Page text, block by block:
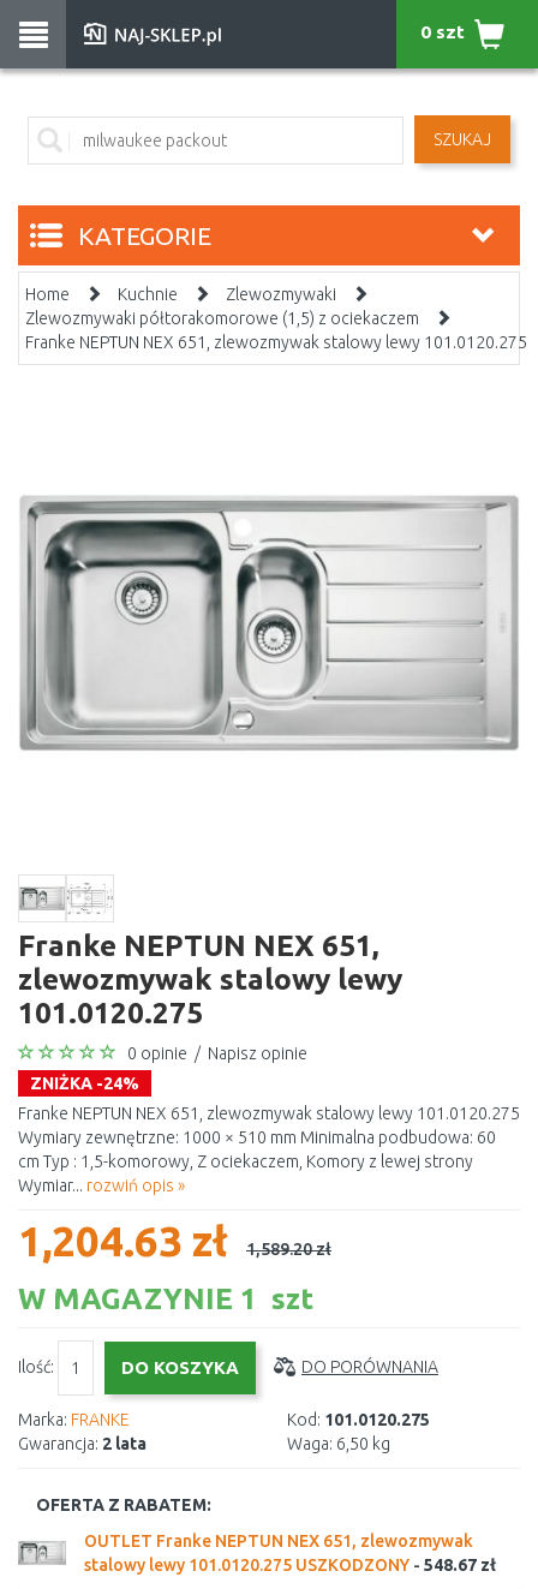
SZUKAJ
0 szt
KATEGORIE
Home Kuchnie
Zlewozmywaki
Zlewozmywaki półtorakomorowe (1,5) z ociekaczem
Franke NEPTUN NEX 651, zlewozmywak stalowy lewy 101.0120.275
Franke NEPTUN NEX 651,
zlewozmywak stalowy lewy
101.0120.275
0 opinie / Napisz opinie
ZNIŻKA -24%
Franke NEPTUN NEX 651, zlewozmywak stalowy lewy 101.0120.275
Wymiary zewnętrzne: 1000 × 510 mm Minimalna podbudowa: 60
cm Typ : 1,5-komorowy, Z ociekaczem, Komory z lewej strony
Wymiar... rozwiń opis »
1,204.63 zł 1,589.20 zł
W MAGAZYNIE 1 szt
Ilość: DO PORÓWNANIA
Marka: FRANKE
Gwarancja: 2 lata
Kod: 101.0120.275
Waga: 6,50 kg
OFERTA Z RABATEM:
OUTLET Franke NEPTUN NEX 651, zlewozmywak
stalowy lewy 101.0120.275 USZKODZONY - 548.67 zł